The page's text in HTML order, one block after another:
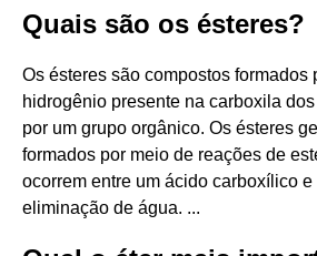
Quais são os ésteres?
Os ésteres são compostos formados
hidrogênio presente na carboxila
por um grupo orgânico. Os ésteres
formados por meio de reações de
ocorrem entre um ácido carboxílico
eliminação de água. ...